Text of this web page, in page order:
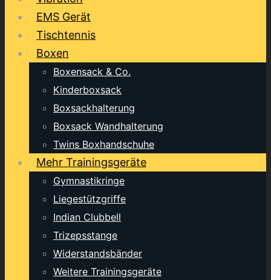
EMS Gerät
Tischtennis
Boxen
Boxensack & Co.
Kinderboxsack
Boxsackhalterung
Boxsack Wandhalterung
Twins Boxhandschuhe
Mehr Trainingsgeräte
Gymnastikringe
Liegestützgriffe
Indian Clubbell
Trizepsstange
Widerstandsbänder
Weitere Trainingsgeräte